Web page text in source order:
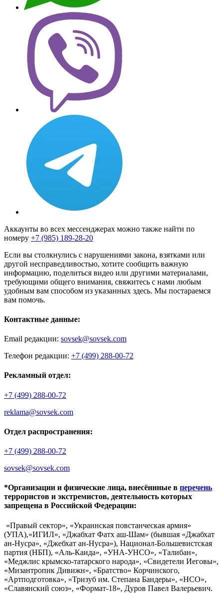
Аккаунты во всех мессенджерах можно также найти по
номеру +7 (985) 189-28-20
Если вы столкнулись с нарушениями закона, взятками или
другой несправедливостью, хотите сообщить важную
информацию, поделиться видео или другими материалами,
требующими общего внимания, свяжитесь с нами любым
удобным вам способом из указанных здесь. Мы постараемся
вам помочь.
Контактные данные:
Email редакции: sovsek@sovsek.com
Телефон редакции: +7 (499) 288-00-72
Рекламный отдел:
+7 (499) 288-00-72
reklama@sovsek.com
Отдел распространения:
+7 (499) 288-00-72
sovsek@sovsek.com
*Организации и физические лица, внесённные в перечень
террористов и экстремистов, деятельность которых
запрещена в Российской Федерации:
«Правый сектор», «Украинская повстанческая армия»
(УПА),«ИГИЛ», «Джабхат Фатх аш-Шам» (бывшая «Джабхат
ан-Нусра», «Джебхат ан-Нусра»), Национал-Большевистская
партия (НБП), «Аль-Каида», «УНА-УНСО», «Талибан»,
«Меджлис крымско-татарского народа», «Свидетели Иеговы»,
«Мизантропик Дивижн», «Братство» Корчинского,
«Артподготовка», «Тризуб им. Степана Бандеры», «НСО»,
«Славянский союз», «Формат-18», Дуров Павел Валерьевич.